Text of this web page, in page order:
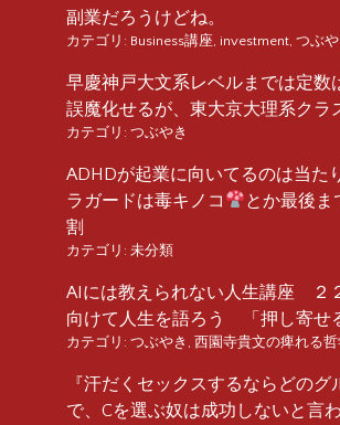
副業だろうけどね。
カテゴリ: Business講座 investment つぶや
早慶神戸大文系レベルまでは定数
誤魔化せるが、東大京大理系クラ
カテゴリ: つぶやき
ADHDが起業に向いてるのは当た
ラガードは毒キノコ
とか最後ま
割
カテゴリ: 未分類
AIには教えられない人生講座 ２
向けて人生を語ろう 「押し寄せ
カテゴリ: つぶやき 西園寺貴文の痺れる
『汗だくセックスするならどのグ
で、Cを選ぶ奴は成功しないと言